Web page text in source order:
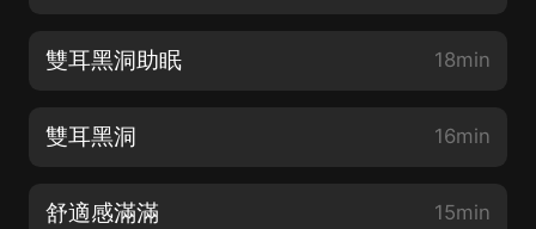
雙耳黑洞助眠 18min
雙耳黑洞 16min
舒適感滿滿 15min